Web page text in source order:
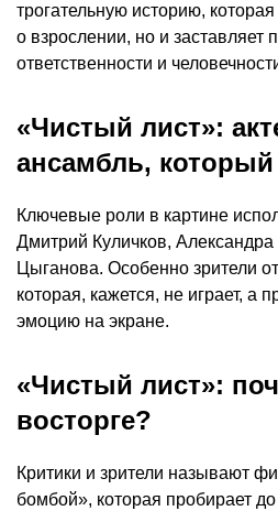
трогательную историю,
о взрослении, но и заставляет
ответственности и
«Чистый лист»:
ансамбль,
Ключевые роли в картине
Дмитрий Куличков,
Цыганова. Особенно зрители
которая, кажется, не играет, а
эмоцию на экране.
«Чистый лист»:
восторге?
Критики и зрители называют
бомбой», которая пробирает